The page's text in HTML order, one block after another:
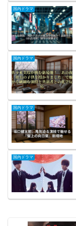
国内ドラマ
国内ドラマ
国内ドラマ
国内ドラマ